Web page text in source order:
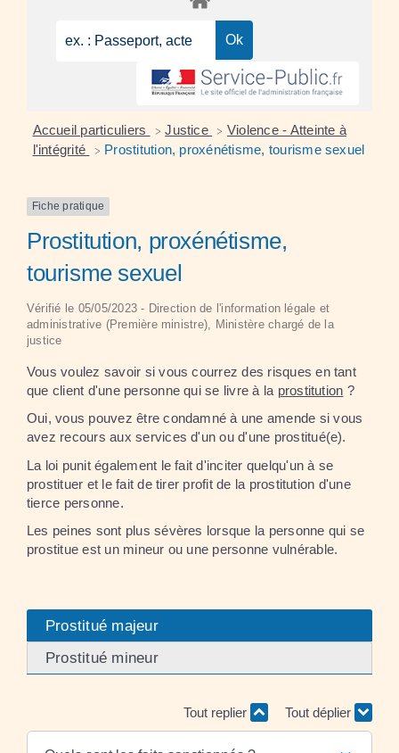
Accueil particuliers > Justice > Violence - Atteinte à
l'intégrité
> Prostitution, proxénétisme, tourisme sexuel
Fiche pratique
Prostitution, proxénétisme,
tourisme sexuel
Vérifié le 05/05/2023 - Direction de l'information légale et
administrative (Première ministre), Ministère chargé de la
justice
Vous voulez savoir si vous courrez des risques en tant
que client d'une personne qui se livre à la prostitution ?
Oui, vous pouvez être condamné à une amende si vous
avez recours aux services d'un ou d'une prostitué(e).
La loi punit également le fait d'inciter quelqu'un à se
prostituer et le fait de tirer profit de la prostitution d'une
tierce personne.
Les peines sont plus sévères lorsque la personne qui se
prostitue est un mineur ou une personne vulnérable.
Prostitué majeur
Prostitué mineur
Tout replier Tout déplier